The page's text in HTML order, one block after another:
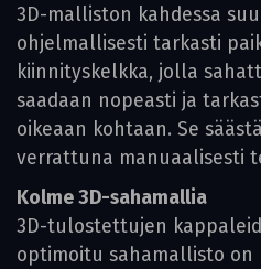
3D-malliston kahdessa
ohjelmallisesti tarkasti
kiinnityskelkka, jolla
saadaan nopeasti ja
oikeaan kohtaan. Se
verrattuna manuaalisesti
Kolme 3D-sahamallia
3D-tulostettujen
optimoitu sahamallisto